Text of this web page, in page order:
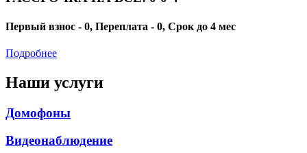
Первый взнос - 0, Переплата - 0, Срок до 4 мес
Подробнее
Наши услуги
Домофоны
Видеонаблюдение